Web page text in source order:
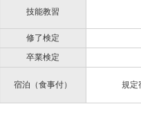
技能教習
修了検定
卒業検定
宿泊（食事付） 規定